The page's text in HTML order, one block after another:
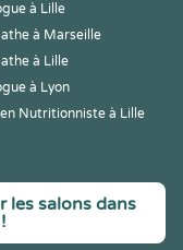
à Lille
à Marseille
à Lille
à Lyon
Nutritionniste à Lille
les salons dans